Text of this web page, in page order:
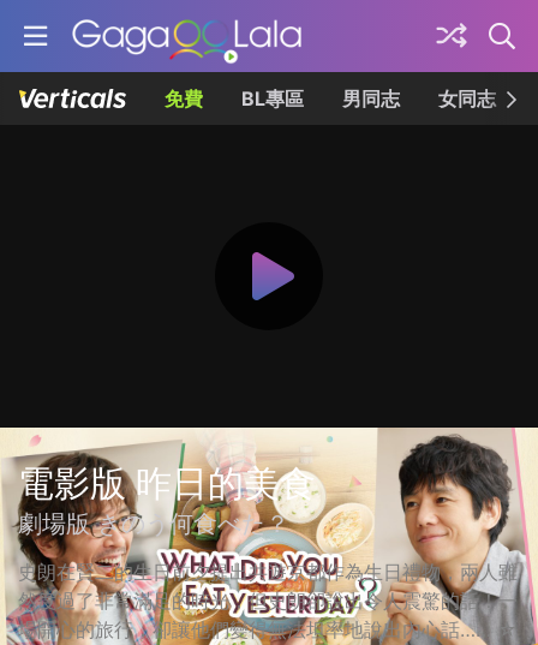
免費 BL專區 男同志 女同志
電影版 昨日的美食
劇場版 きのう何食べた？
史朗在賢二的生日前夕提出共遊京都作為生日禮物，兩人雖
然度過了非常滿足的時光，但史朗卻說出令人震驚的話！一
場開心的旅行，卻讓他們變得無法坦率地說出內心話…… ☆